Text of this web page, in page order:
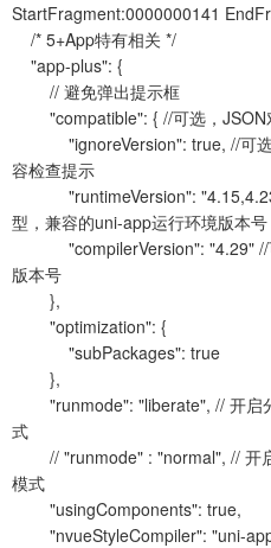
StartFragment:0000000141
/* 5+App特有相关 */
"app-plus": {
// 避免弹出提示框
"compatible": { //可选，JSON
"ignoreVersion": true, //可选
容检查提示
"runtimeVersion":
型，兼容的uni-app运行环境版本
"compilerVersion": "4.29" //可
版本号
},
"optimization": {
"subPackages": true
},
"runmode": "liberate", // 开启
式
// "runmode" : "normal", // 开
模式
"usingComponents": true,
"nvueStyleCompiler": "uni-